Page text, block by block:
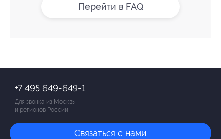
Перейти в FAQ
+7 495 649-649-1
Для звонка из Москвы
и регионов России
Связаться с нами